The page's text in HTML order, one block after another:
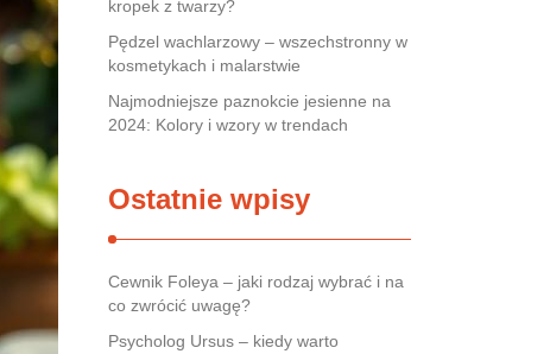
kropek z twarzy?
Pędzel wachlarzowy – wszechstronny w
kosmetykach i malarstwie
Najmodniejsze paznokcie jesienne na
2024: Kolory i wzory w trendach
Ostatnie wpisy
Cewnik Foleya – jaki rodzaj wybrać i na
co zwrócić uwagę?
Psycholog Ursus – kiedy warto